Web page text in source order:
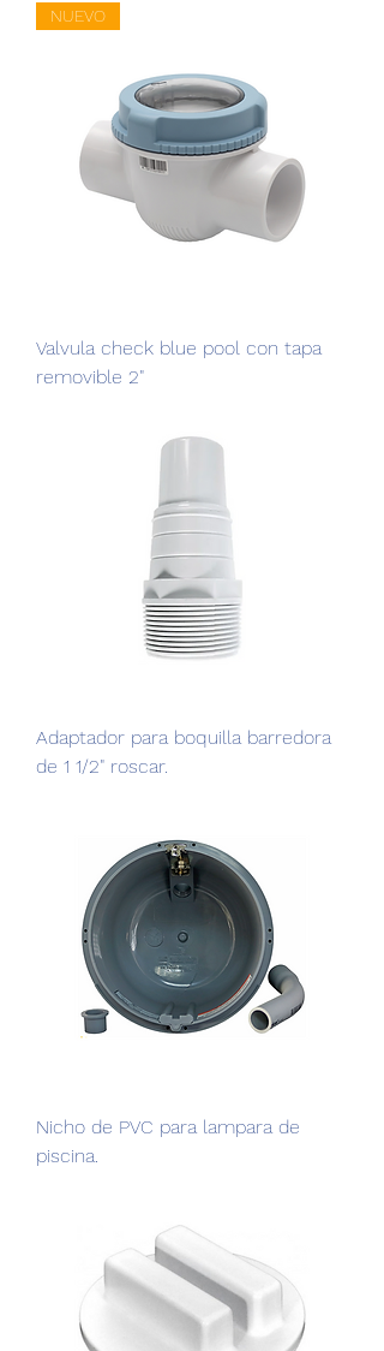
NUEVO
Valvula check blue pool con tapa
removible 2"
Adaptador para boquilla barredora
de 1 1/2" roscar.
Nicho de PVC para lampara de
piscina.